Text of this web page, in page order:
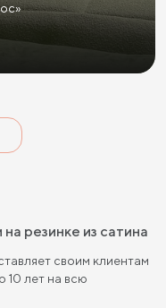
на резинке из сатина
своим клиентам
10 лет на всю